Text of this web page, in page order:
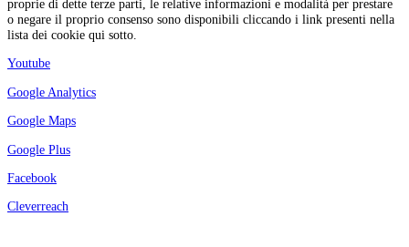
proprie di dette terze parti, le relative informazioni e modalità per prestare
o negare il proprio consenso sono disponibili cliccando i link presenti nella
lista dei cookie qui sotto.
Youtube
Google Analytics
Google Maps
Google Plus
Facebook
Cleverreach